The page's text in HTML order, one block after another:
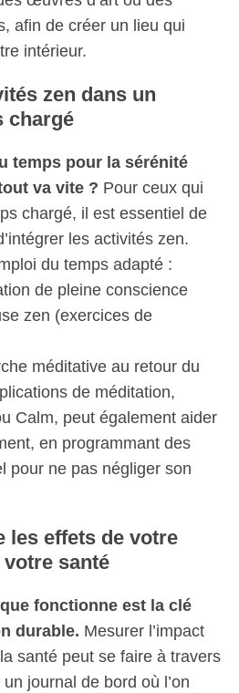
afin de créer un lieu qui
intérieur.
zen dans un
chargé
temps pour la sérénité
va vite ? Pour ceux qui
chargé, il est essentiel de
les activités zen.
du temps adapté :
de pleine conscience
zen (exercices de
méditative au retour du
de méditation,
Calm, peut également aider
en programmant des
pour ne pas négliger son
les effets de votre
santé
fonctionne est la clé
durable. Mesurer l’impact
santé peut se faire à travers
journal de bord où l’on